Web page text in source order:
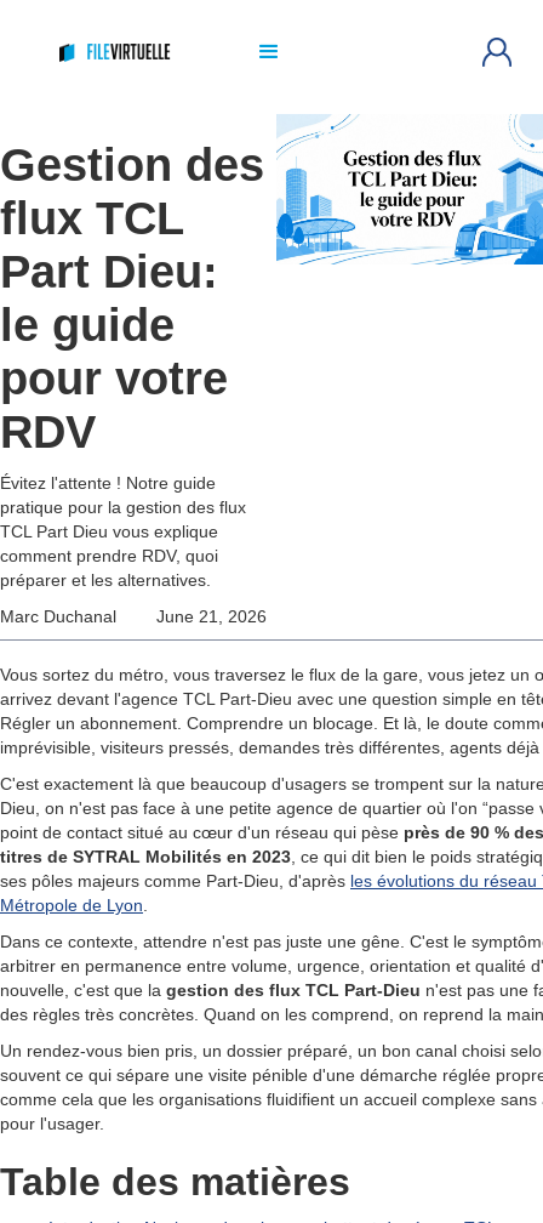
Gestion des
flux TCL
Part Dieu:
le guide
pour votre
RDV
Évitez l'attente ! Notre guide
pratique pour la gestion des flux
TCL Part Dieu vous explique
comment prendre RDV, quoi
préparer et les alternatives.
Marc Duchanal
June 21, 2026
Vous sortez du métro, vous traversez le flux de la gare, vous jetez un
arrivez devant l'agence TCL Part-Dieu avec une question simple en
Régler un abonnement. Comprendre un blocage. Et là, le doute
imprévisible, visiteurs pressés, demandes très différentes, agents
C'est exactement là que beaucoup d'usagers se trompent sur la
Dieu, on n'est pas face à une petite agence de quartier où l'on “passe
point de contact situé au cœur d'un réseau qui pèse près de 90 %
titres de SYTRAL Mobilités en 2023 , ce qui dit bien le poids
ses pôles majeurs comme Part-Dieu, d'après les évolutions du
Métropole de Lyon
Dans ce contexte, attendre n'est pas juste une gêne. C'est le
arbitrer en permanence entre volume, urgence, orientation et qualité
nouvelle, c'est que la gestion des flux TCL Part-Dieu n'est pas une
des règles très concrètes. Quand on les comprend, on reprend la
Un rendez-vous bien pris, un dossier préparé, un bon canal choisi
souvent ce qui sépare une visite pénible d'une démarche réglée
comme cela que les organisations fluidifient un accueil complexe
pour l'usager.
Table des matières